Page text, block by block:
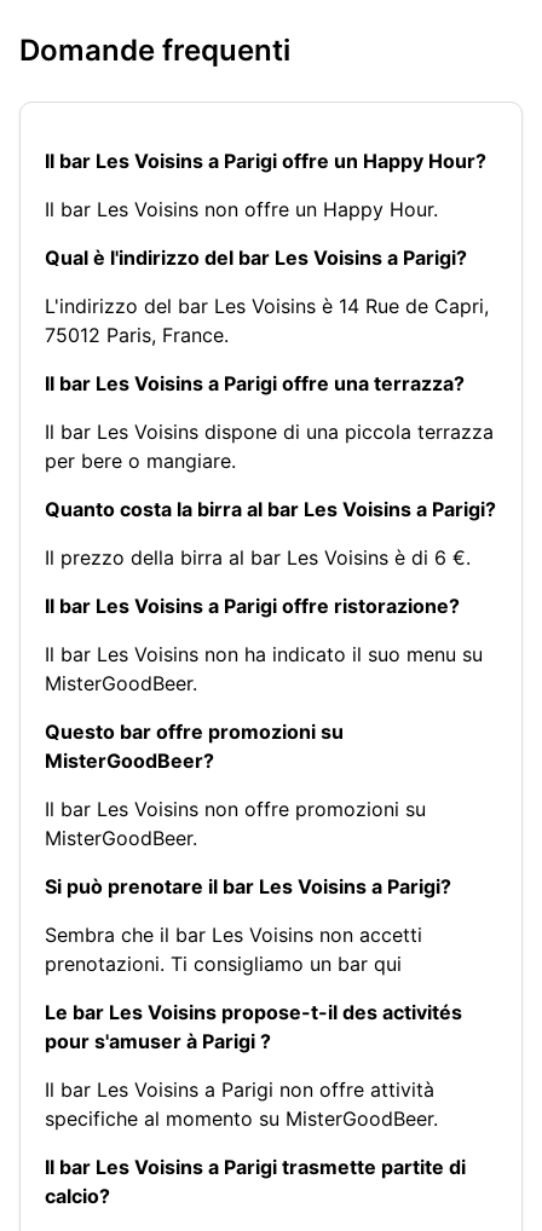
Domande frequenti
Il bar Les Voisins a Parigi offre un Happy Hour?
Il bar Les Voisins non offre un Happy Hour.
Qual è l'indirizzo del bar Les Voisins a Parigi?
L'indirizzo del bar Les Voisins è 14 Rue de Capri,
75012 Paris, France.
Il bar Les Voisins a Parigi offre una terrazza?
Il bar Les Voisins dispone di una piccola terrazza
per bere o mangiare.
Quanto costa la birra al bar Les Voisins a Parigi?
Il prezzo della birra al bar Les Voisins è di 6 €.
Il bar Les Voisins a Parigi offre ristorazione?
Il bar Les Voisins non ha indicato il suo menu su
MisterGoodBeer.
Questo bar offre promozioni su
MisterGoodBeer?
Il bar Les Voisins non offre promozioni su
MisterGoodBeer.
Si può prenotare il bar Les Voisins a Parigi?
Sembra che il bar Les Voisins non accetti
prenotazioni. Ti consigliamo un bar qui
Le bar Les Voisins propose-t-il des activités
pour s'amuser à Parigi ?
Il bar Les Voisins a Parigi non offre attività
specifiche al momento su MisterGoodBeer.
Il bar Les Voisins a Parigi trasmette partite di
calcio?